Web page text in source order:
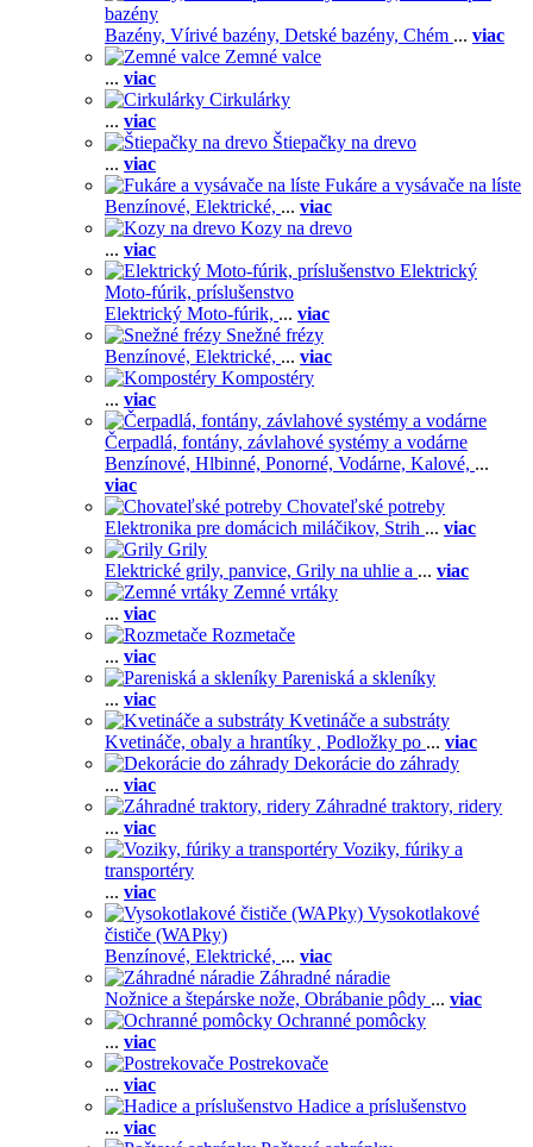
bazény
Bazény, Vírivé bazény, Detské bazény, Chém ... viac
Zemné valce
... viac
Cirkulárky
... viac
Štiepačky na drevo
... viac
Fukáre a vysávače na líste
Benzínové, Elektrické, ... viac
Kozy na drevo
... viac
Elektrický
Moto-fúrik, príslušenstvo
Elektrický Moto-fúrik, ... viac
Snežné frézy
Benzínové, Elektrické, ... viac
Kompostéry
... viac
Čerpadlá, fontány, závlahové systémy a vodárne
Benzínové, Hlbinné, Ponorné, Vodárne, Kalové, ...
viac
Chovateľské potreby
Elektronika pre domácich miláčikov, Strih ... viac
Grily
Elektrické grily, panvice, Grily na uhlie a ... viac
Zemné vrtáky
... viac
Rozmetače
... viac
Pareniská a skleníky
... viac
Kvetináče a substráty
Kvetináče, obaly a hrantíky , Podložky po ... viac
Dekorácie do záhrady
... viac
Záhradné traktory, ridery
... viac
Voziky, fúriky a
transportéry
... viac
Vysokotlakové
čističe (WAPky)
Benzínové, Elektrické, ... viac
Záhradné náradie
Nožnice a štepárske nože, Obrábanie pôdy ... viac
Ochranné pomôcky
... viac
Postrekovače
... viac
Hadice a príslušenstvo
... viac